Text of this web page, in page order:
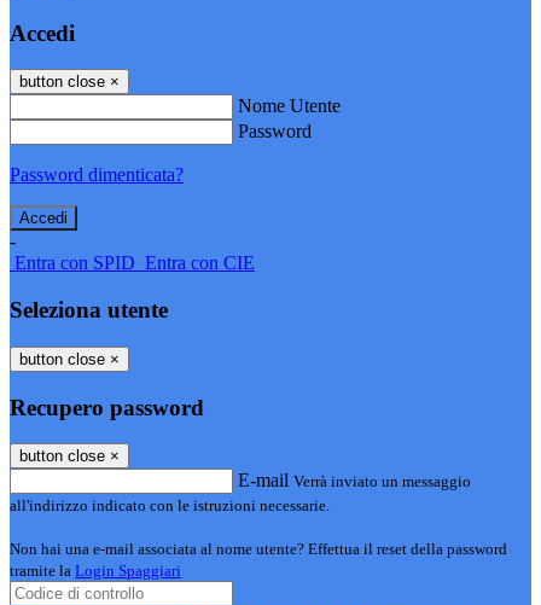
Accedi
button close ×
Nome Utente
Password
Password dimenticata?
-
Entra con SPID Entra con CIE
Seleziona utente
button close ×
Recupero password
button close ×
E-mail Verrà inviato un messaggio
all'indirizzo indicato con le istruzioni necessarie.
Non hai una e-mail associata al nome utente? Effettua il reset della password
tramite la Login Spaggiari